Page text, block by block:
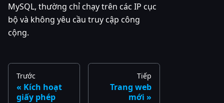
MySQL, thường chỉ chạy trên các IP cục
bộ và không yêu cầu truy cập công
cộng.
Trước
Kích hoạt
giấy phép
Tiếp
Trang web
mới